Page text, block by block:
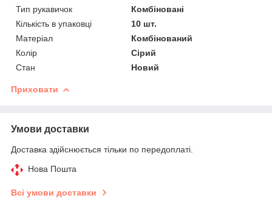
Тип рукавичок
Комбіновані
Кількість в упаковці
10 шт.
Матеріал
Комбінований
Колір
Сірий
Стан
Новий
Приховати
Умови доставки
Доставка здійснюється тільки по передоплаті.
Нова Пошта
Всі умови доставки